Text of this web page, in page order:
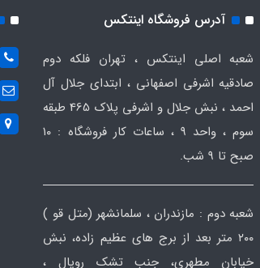
آدرس فروشگاه اینتکس
شعبه اصلی اینتکس ، تهران فلکه دوم
صادقیه اشرفی اصفهانی ، ابتدای جلال آل
احمد ، نبش جلال و اشرفی پلاک 465 طبقه
سوم ، واحد ۹ ، ساعات کار فروشگاه : ۱۰
صبح تا ۹ شب.
شعبه دوم : مازندران ، سلمانشهر (متل قو )
۲۰۰ متر بعد از برج های عظیم زاده، نبش
خیابان مطهری، جنب تشک رویال ،